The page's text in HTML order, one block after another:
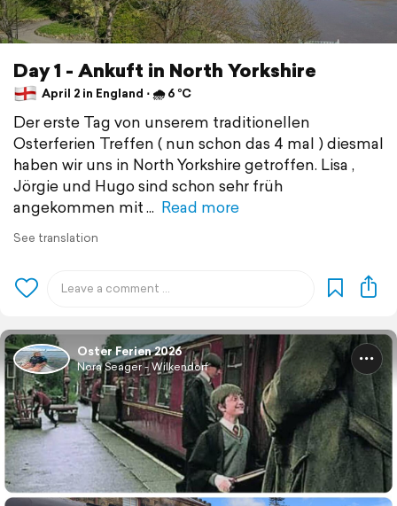
Day 1 - Ankuft in North Yorkshire
April 2 in England ⋅ 🌧 6 °C
Der erste Tag von unserem traditionellen
Osterferien Treffen ( nun schon das 4 mal ) diesmal
haben wir uns in North Yorkshire getroffen. Lisa ,
Jörgie und Hugo sind schon sehr früh
angekommen mit
Read more
See translation
Oster Ferien 2026
Nora Seager - Wilkendorf